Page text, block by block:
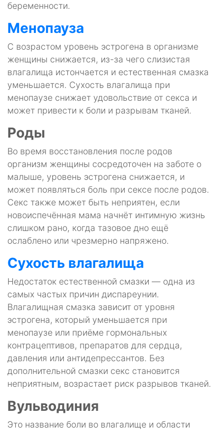
беременности.
Менопауза
С возрастом уровень эстрогена в организме
женщины снижается, из-за чего слизистая
влагалища истончается и естественная смазка
уменьшается. Сухость влагалища при
менопаузе снижает удовольствие от секса и
может привести к боли и разрывам тканей.
Роды
Во время восстановления после родов
организм женщины сосредоточен на заботе о
малыше, уровень эстрогена снижается, и
может появляться боль при сексе после родов.
Секс также может быть неприятен, если
новоиспечённая мама начнёт интимную жизнь
слишком рано, когда тазовое дно ещё
ослаблено или чрезмерно напряжено.
Сухость влагалища
Недостаток естественной смазки — одна из
самых частых причин диспареунии.
Влагалищная смазка зависит от уровня
эстрогена, который уменьшается при
менопаузе или приёмe гормональных
контрацептивов, препаратов для сердца,
давления или антидепрессантов. Без
дополнительной смазки секс становится
неприятным, возрастает риск разрывов тканей.
Вульводиния
Это название боли во влагалище и области